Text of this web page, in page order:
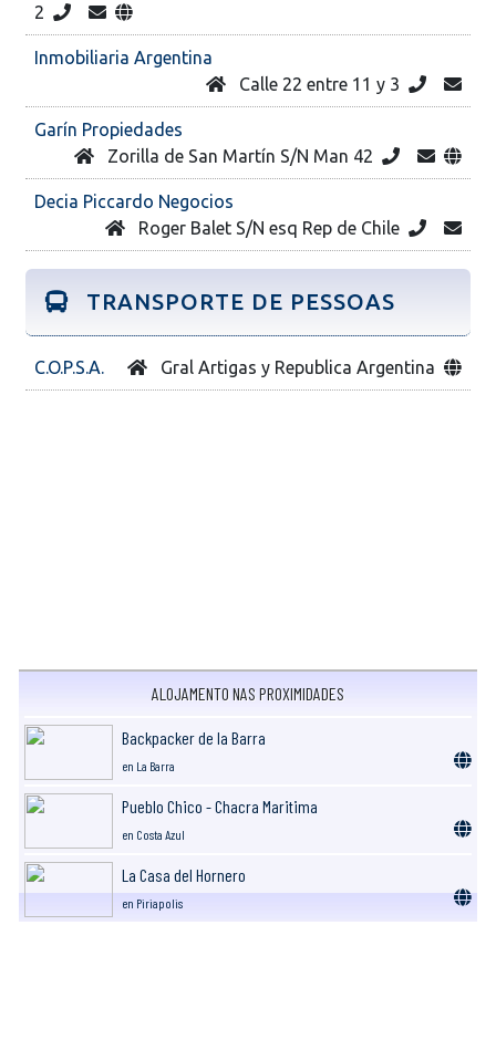
2
Inmobiliaria Argentina
Calle 22 entre 11 y 3
Garín Propiedades
Zorilla de San Martín S/N Man 42
Decia Piccardo Negocios
Roger Balet S/N esq Rep de Chile
TRANSPORTE DE PESSOAS
C.O.P.S.A. Gral Artigas y Republica Argentina
ALOJAMENTO NAS PROXIMIDADES
Backpacker de la Barra
en La Barra
Pueblo Chico - Chacra Maritima
en Costa Azul
La Casa del Hornero
en Piriapolis